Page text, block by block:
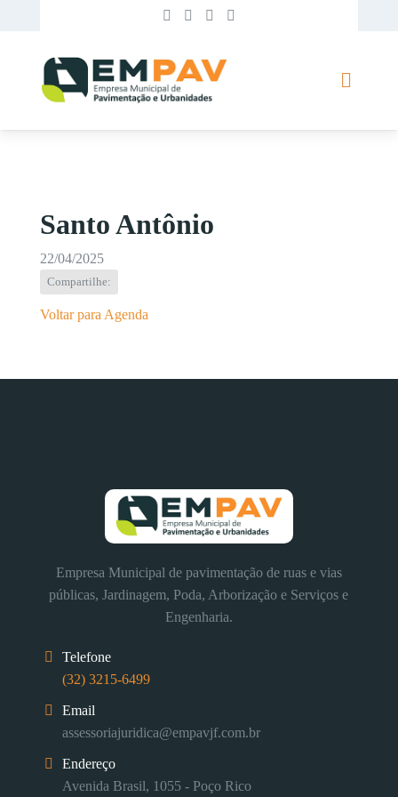
Santo Antônio
22/04/2025
Compartilhe:
Voltar para Agenda
Empresa Municipal de pavimentação de ruas e vias
públicas, Jardinagem, Poda, Arborização e Serviços e
Engenharia.
Telefone
(32) 3215-6499
Email
assessoriajuridica@empavjf.com.br
Endereço
Avenida Brasil, 1055 - Poço Rico